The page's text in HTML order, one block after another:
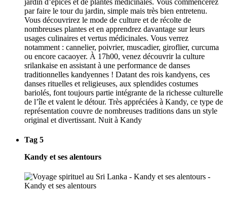
par faire le tour du jardin, simple mais très bien entretenu.
Vous découvrirez le mode de culture et de récolte de
nombreuses plantes et en apprendrez davantage sur leurs
usages culinaires et vertus médicinales. Vous verrez
notamment : cannelier, poivrier, muscadier, giroflier, curcuma
ou encore cacaoyer. À 17h00, venez découvrir la culture
srilankaise en assistant à une performance de danses
traditionnelles kandyennes ! Datant des rois kandyens, ces
danses rituelles et religieuses, aux splendides costumes
bariolés, font toujours partie intégrante de la richesse culturelle
de l’île et valent le détour. Très appréciées à Kandy, ce type de
représentation couvre de nombreuses traditions dans un style
original et divertissant. Nuit à Kandy
Tag 5
Kandy et ses alentours